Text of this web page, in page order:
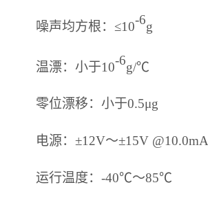
噪声均方根： ≤10-6g
温漂：小于10-6g/℃
零位漂移：小于0.5μg
电源： ±12V～±15V @10.0mA
运行温度： -40℃～85℃